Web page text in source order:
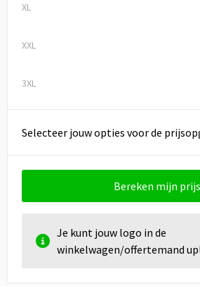
XL
XXL
3XL
Selecteer jouw opties voor de
Bereken mijn prijs
Je kunt jouw logo in de
winkelwagen/offertemand